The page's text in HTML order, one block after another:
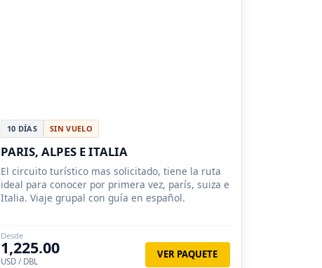
10 DÍAS SIN VUELO
PARIS, ALPES E ITALIA
El circuito turístico mas solicitado, tiene la ruta
ideal para conocer por primera vez, parís, suiza e
Italia. Viaje grupal con guía en español.
Desde
1,225.00
USD / DBL
VER PAQUETE